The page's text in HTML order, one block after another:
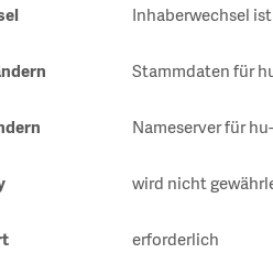
Inhaberwechsel
Stammdaten für
Nameserver für
wird nicht
erforderlich